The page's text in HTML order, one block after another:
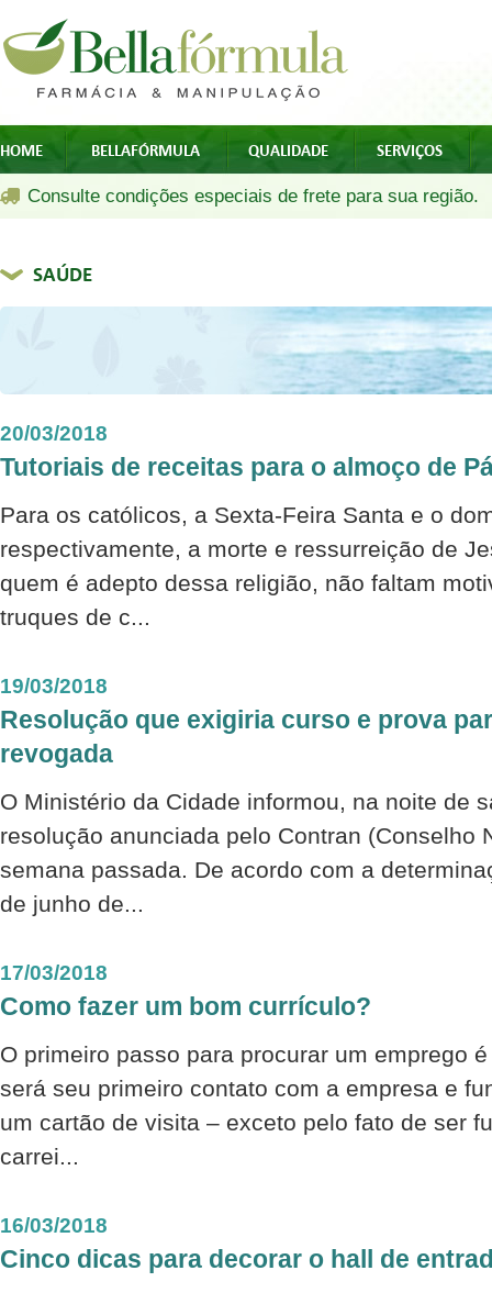
HOME BELLAFÓRMULA QUALIDADE SERVIÇOS
Consulte condições especiais de frete para sua região.
SAÚDE
20/03/2018
Tutoriais de receitas para o almoço de
Para os católicos, a Sexta-Feira Santa e o
respectivamente, a morte e ressurreição de
quem é adepto dessa religião, não faltam
truques de c...
19/03/2018
Resolução que exigiria curso e prova
revogada
O Ministério da Cidade informou, na noite de
resolução anunciada pelo Contran (Conselho
semana passada. De acordo com a
de junho de...
17/03/2018
Como fazer um bom currículo?
O primeiro passo para procurar um emprego
será seu primeiro contato com a empresa e
um cartão de visita – exceto pelo fato de ser
carrei...
16/03/2018
Cinco dicas para decorar o hall de